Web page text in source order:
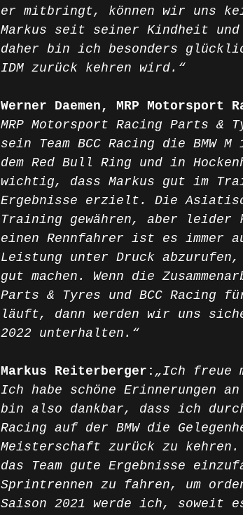
er mitbringt, können wir uns
Markus seit seiner Kindheit
daher bin ich besonders
IDM zurück kehren wird.“
Werner Daemen, MRP Motorsport
MRP Motorsport Racing Parts
sein Team BCC Racing die BMW
dem Red Bull Ring und in
wichtig, dass Markus gut im
Ergebnisse erzielt. Die
Training gewähren, aber
einen Rennfahrer ist es immer
Leistung unter Druck abzurufen,
gut machen. Wenn die
Parts & Tyres und BCC Racing
läuft, dann werden wir uns
2022 unterhalten.“
Markus Reiterberger: „Ich freue
Ich habe schöne Erinnerungen
bin also dankbar, dass ich durch
Racing auf der BMW die
Meisterschaft zurück zu
das Team gute Ergebnisse
Sprintrennen zu fahren, um
Saison 2021 werde ich, soweit